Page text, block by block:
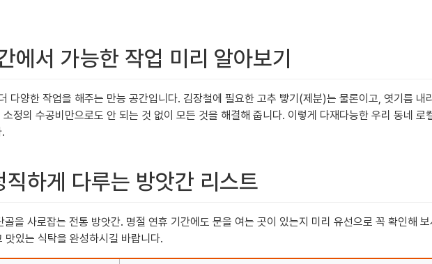
서 가능한 작업 미리 알아보기
다양한 작업을 해주는 만능 공간입니다. 김장철에 필요한 고추 빻기(제분)는 물론이고, 엿기름
정의 수공비만으로도 안 되는 것 없이 모든 것을 해결해 줍니다. 이렇게 다재다능한 우리 동네 로
하게 다루는 방앗간 리스트
을 사로잡는 전통 방앗간. 명절 연휴 기간에도 문을 여는 곳이 있는지 미리 유선으로 꼭 확인해
있는 식탁을 완성하시길 바랍니다.